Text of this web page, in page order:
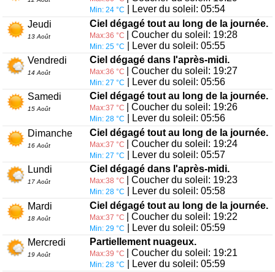
Min: 24 °C
| Lever du soleil: 05:54
Jeudi
13 Août
Ciel dégagé tout au long de la journée.
Max:36 °C | Coucher du soleil: 19:28
Min: 25 °C
| Lever du soleil: 05:55
Vendredi
14 Août
Ciel dégagé dans l'après-midi.
Max:36 °C | Coucher du soleil: 19:27
Min: 27 °C
| Lever du soleil: 05:56
Samedi
15 Août
Ciel dégagé tout au long de la journée.
Max:37 °C | Coucher du soleil: 19:26
Min: 28 °C
| Lever du soleil: 05:56
Dimanche
16 Août
Ciel dégagé tout au long de la journée.
Max:37 °C | Coucher du soleil: 19:24
Min: 27 °C
| Lever du soleil: 05:57
Lundi
17 Août
Ciel dégagé dans l'après-midi.
Max:38 °C | Coucher du soleil: 19:23
Min: 28 °C
| Lever du soleil: 05:58
Mardi
18 Août
Ciel dégagé tout au long de la journée.
Max:37 °C | Coucher du soleil: 19:22
Min: 29 °C
| Lever du soleil: 05:59
Mercredi
19 Août
Partiellement nuageux.
Max:39 °C | Coucher du soleil: 19:21
Min: 28 °C
| Lever du soleil: 05:59